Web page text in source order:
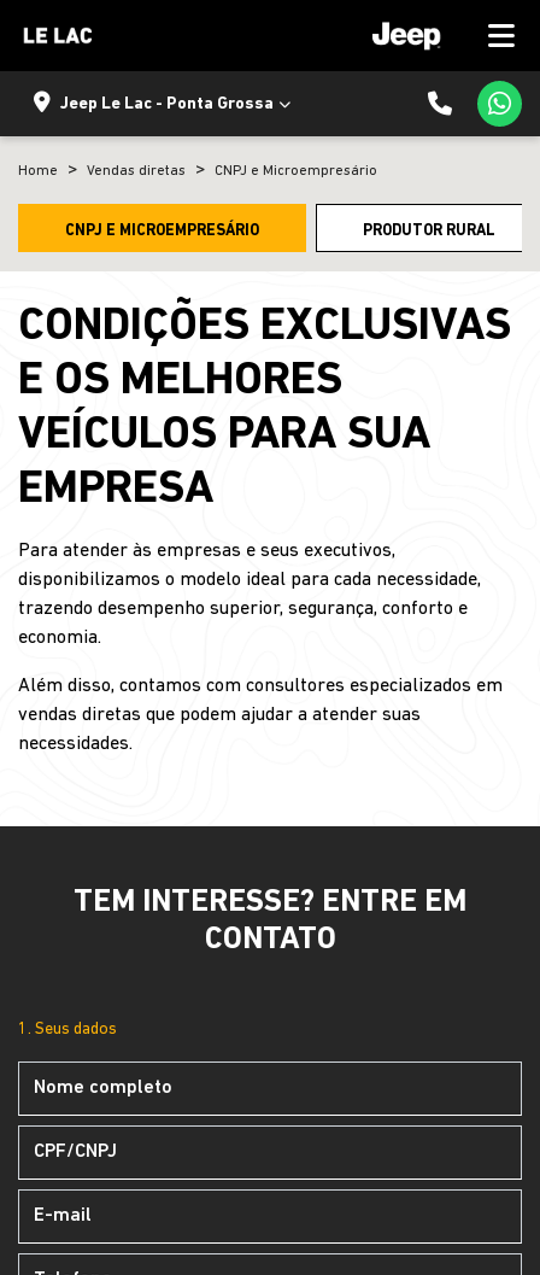
Jeep Le Lac - Ponta Grossa
Home Vendas diretas CNPJ e Microempresário
CNPJ E MICROEMPRESÁRIO PRODUTOR RURAL
CONDIÇÕES EXCLUSIVAS
E OS MELHORES
VEÍCULOS PARA SUA
EMPRESA
Para atender às empresas e seus executivos,
disponibilizamos o modelo ideal para cada necessidade,
trazendo desempenho superior, segurança, conforto e
economia.
Além disso, contamos com consultores especializados em
vendas diretas que podem ajudar a atender suas
necessidades.
TEM INTERESSE? ENTRE EM
CONTATO
1. Seus dados